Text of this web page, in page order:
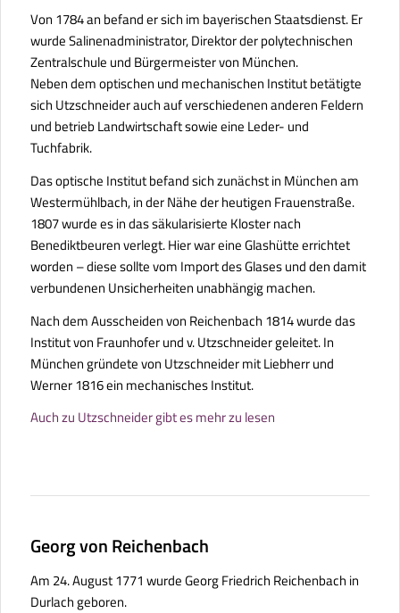
Von 1784 an befand er sich im bayerischen Staatsdienst. Er
wurde Salinenadministrator, Direktor der polytechnischen
Zentralschule und Bürgermeister von München.
Neben dem optischen und mechanischen Institut betätigte
sich Utzschneider auch auf verschiedenen anderen Feldern
und betrieb Landwirtschaft sowie eine Leder- und
Tuchfabrik.
Das optische Institut befand sich zunächst in München am
Westermühlbach, in der Nähe der heutigen Frauenstraße.
1807 wurde es in das säkularisierte Kloster nach
Benediktbeuren verlegt. Hier war eine Glashütte errichtet
worden – diese sollte vom Import des Glases und den damit
verbundenen Unsicherheiten unabhängig machen.
Nach dem Ausscheiden von Reichenbach 1814 wurde das
Institut von Fraunhofer und v. Utzschneider geleitet. In
München gründete von Utzschneider mit Liebherr und
Werner 1816 ein mechanisches Institut.
Auch zu Utzschneider gibt es mehr zu lesen
Georg von Reichenbach
Am 24. August 1771 wurde Georg Friedrich Reichenbach in
Durlach geboren.